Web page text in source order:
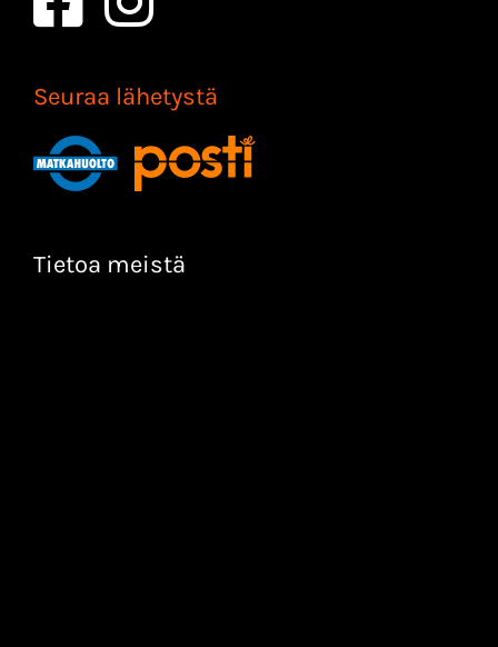
Seuraa lähetystä
Tietoa meistä